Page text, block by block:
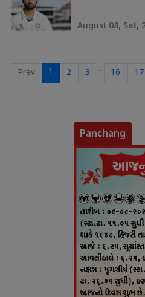
August 08, Sat,
Prev 1 2 3 … 16 17
Panchang